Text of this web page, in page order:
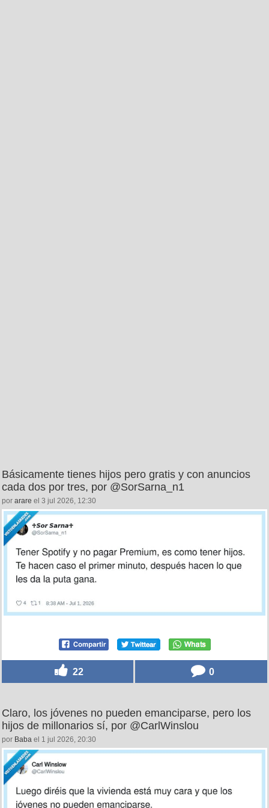
Básicamente tienes hijos pero gratis y con anuncios
cada dos por tres, por @SorSarna_n1
por arare el 3 jul 2026, 12:30
22 0
Claro, los jóvenes no pueden emanciparse, pero los
hijos de millonarios sí, por @CarlWinslou
por Baba el 1 jul 2026, 20:30